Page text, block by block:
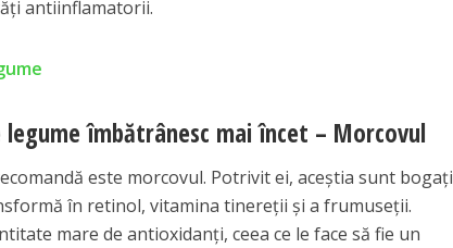
antiinflamatorii.
legume îmbătrânesc mai încet – Morcovul
este morcovul. Potrivit ei, aceștia sunt bogați
în retinol, vitamina tinereții și a frumuseții.
mare de antioxidanți, ceea ce le face să fie un